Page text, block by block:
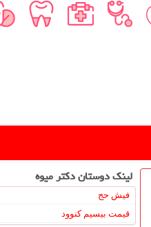
لینک دوستان دكتر میوه
فیش حج
قیمت بیسیم کنوود